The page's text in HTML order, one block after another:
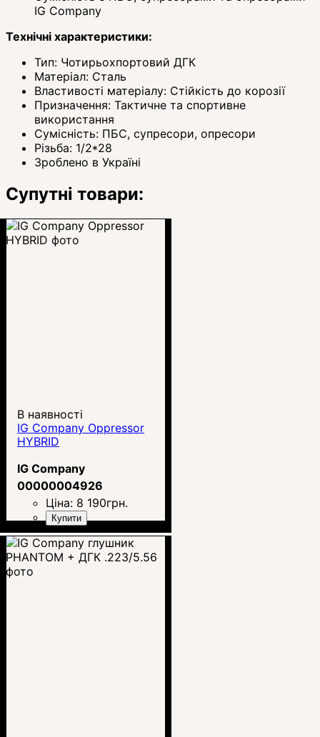
IG Company
Технічні характеристики:
Тип: Чотирьохпортовий ДГК
Матеріал: Сталь
Властивості матеріалу: Стійкість до корозії
Призначення: Тактичне та спортивне
використання
Сумісність: ПБС, супресори, опресори
Різьба: 1/2*28
Зроблено в Україні
Супутні товари:
В наявності
IG Company Oppressor
HYBRID
IG Company
00000004926
Ціна: 8 190грн.
Купити